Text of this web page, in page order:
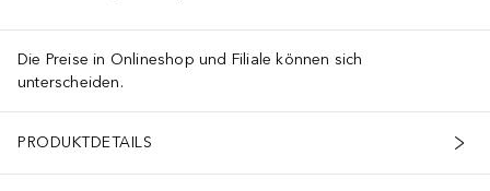
Die Preise in Onlineshop und Filiale können sich
unterscheiden.
PRODUKTDETAILS